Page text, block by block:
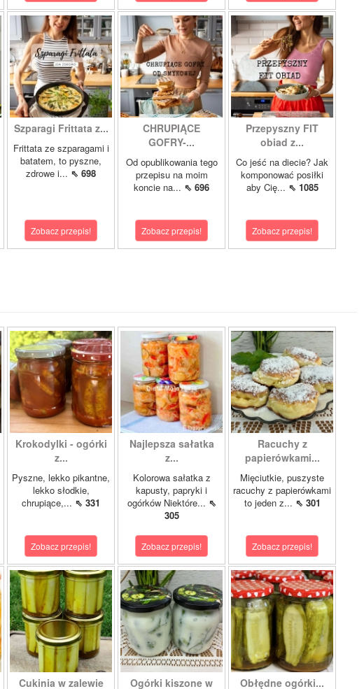
Szparagi Frittata z...
Frittata ze szparagami i
batatem, to pyszne,
zdrowe i... ⇖ 698
Zobacz przepis!
CHRUPIĄCE
GOFRY-...
Od opublikowania tego
przepisu na moim
koncie na... ⇖ 696
Zobacz przepis!
Przepyszny FIT
obiad z...
Co jeść na diecie? Jak
komponować posiłki
aby Cię... ⇖ 1085
Zobacz przepis!
Krokodylki - ogórki
z...
Pyszne, lekko pikantne,
lekko słodkie,
chrupiące,... ⇖ 331
Zobacz przepis!
Najlepsza sałatka
z...
Kolorowa sałatka z
kapusty, papryki i
ogórków Niektóre... ⇖
305
Zobacz przepis!
Racuchy z
papierówkami...
Mięciutkie, puszyste
racuchy z papierówkami
to jeden z... ⇖ 301
Zobacz przepis!
Cukinia w zalewie Ogórki kiszone w Obłędne ogórki...